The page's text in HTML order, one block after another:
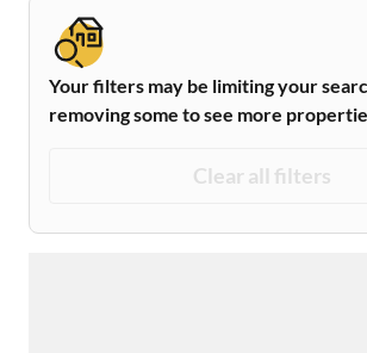
Your filters may be limiting your
removing some to see more
Clear all filters